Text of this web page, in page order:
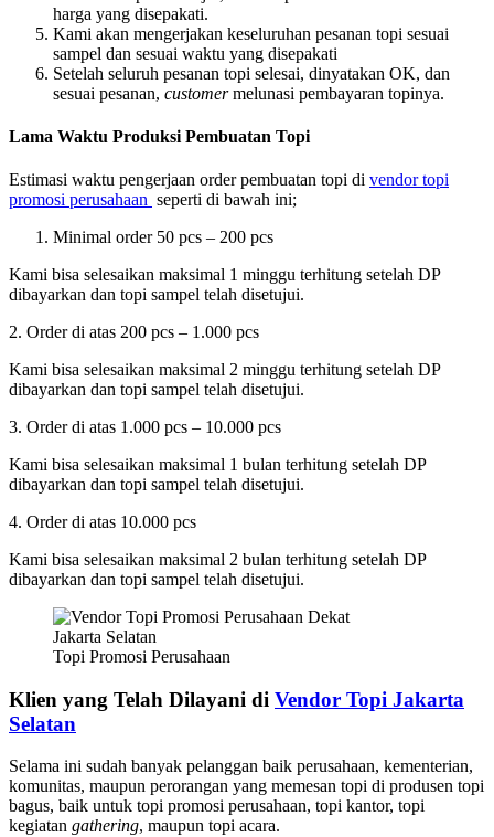
harga yang disepakati.
Kami akan mengerjakan keseluruhan pesanan topi sesuai
sampel dan sesuai waktu yang disepakati
Setelah seluruh pesanan topi selesai, dinyatakan OK, dan
sesuai pesanan, customermelunasi pembayaran topinya.
Lama Waktu Produksi Pembuatan Topi
Estimasi waktu pengerjaan order pembuatan topi di vendor topi
promosi perusahaan seperti di bawah ini;
Minimal order 50 pcs – 200 pcs
Kami bisa selesaikan maksimal 1 minggu terhitung setelah DP
dibayarkan dan topi sampel telah disetujui.
2. Order di atas 200 pcs – 1.000 pcs
Kami bisa selesaikan maksimal 2 minggu terhitung setelah DP
dibayarkan dan topi sampel telah disetujui.
3. Order di atas 1.000 pcs – 10.000 pcs
Kami bisa selesaikan maksimal 1 bulan terhitung setelah DP
dibayarkan dan topi sampel telah disetujui.
4. Order di atas 10.000 pcs
Kami bisa selesaikan maksimal 2 bulan terhitung setelah DP
dibayarkan dan topi sampel telah disetujui.
Topi Promosi Perusahaan
Klien yang Telah Dilayani di Vendor Topi Jakarta
Selatan
Selama ini sudah banyak pelanggan baik perusahaan, kementerian,
komunitas, maupun perorangan yang memesan topi di produsen topi
bagus, baik untuk topi promosi perusahaan, topi kantor, topi
kegiatan gathering, maupun topi acara.